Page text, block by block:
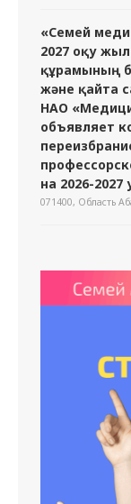
«Семей
2027 оқу
құрамының
және қайта
НАО
объявляет
на 2026-
071400, Область